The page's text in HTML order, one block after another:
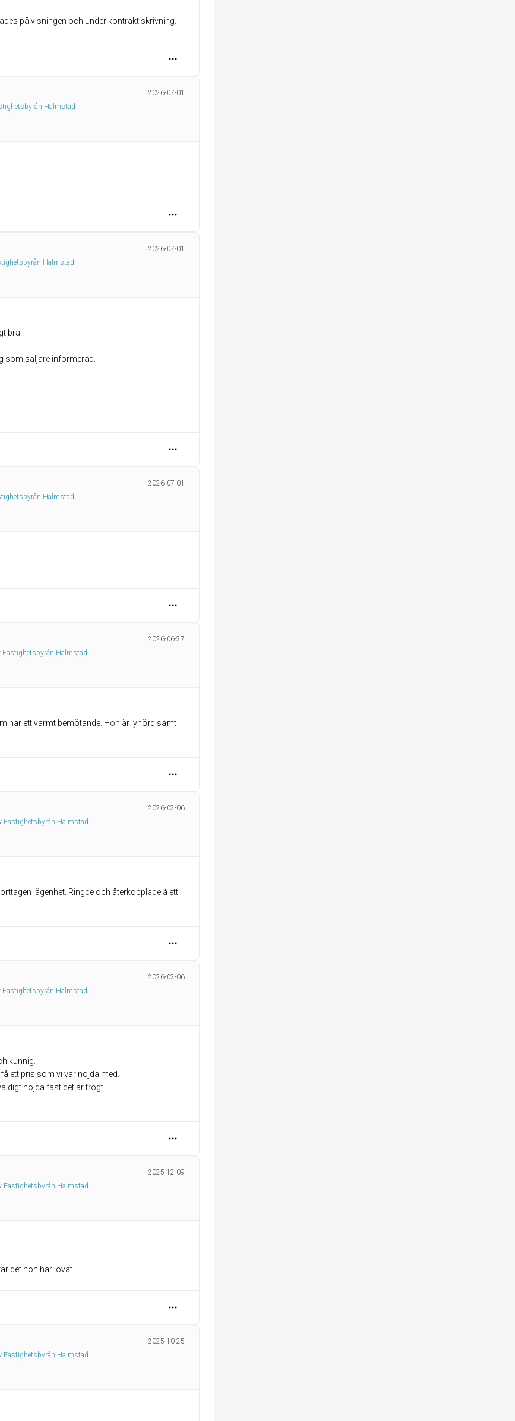
2026-07-01
Halmstad
2026-07-01
Halmstad
bra.
som säljare informerad.
2026-07-01
Halmstad
2026-06-27
Fastighetsbyrån Halmstad
har ett varmt bemötande. Hon är lyhörd samt
2026-02-06
Fastighetsbyrån Halmstad
lägenhet. Ringde och återkopplade å ett
2026-02-06
Fastighetsbyrån Halmstad
kunnig.
ett pris som vi var nöjda med.
nöjda fast det är trögt
2025-12-09
Fastighetsbyrån Halmstad
det hon har lovat.
2025-10-25
Fastighetsbyrån Halmstad